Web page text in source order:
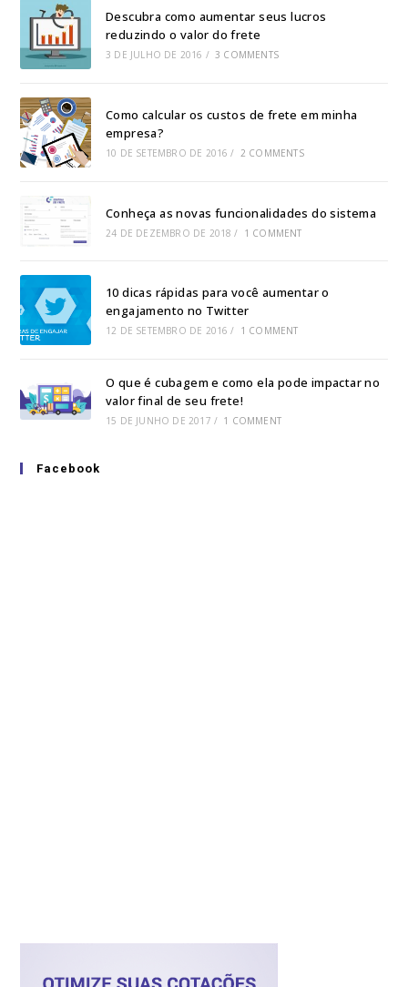
Descubra como aumentar seus lucros
reduzindo o valor do frete
3 DE JULHO DE 2016 / 3 COMMENTS
Como calcular os custos de frete em minha
empresa?
10 DE SETEMBRO DE 2016 / 2 COMMENTS
Conheça as novas funcionalidades do sistema
24 DE DEZEMBRO DE 2018 / 1 COMMENT
10 dicas rápidas para você aumentar o
engajamento no Twitter
12 DE SETEMBRO DE 2016 / 1 COMMENT
O que é cubagem e como ela pode impactar no
valor final de seu frete!
15 DE JUNHO DE 2017 / 1 COMMENT
Facebook